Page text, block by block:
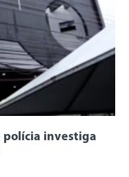
polícia investiga